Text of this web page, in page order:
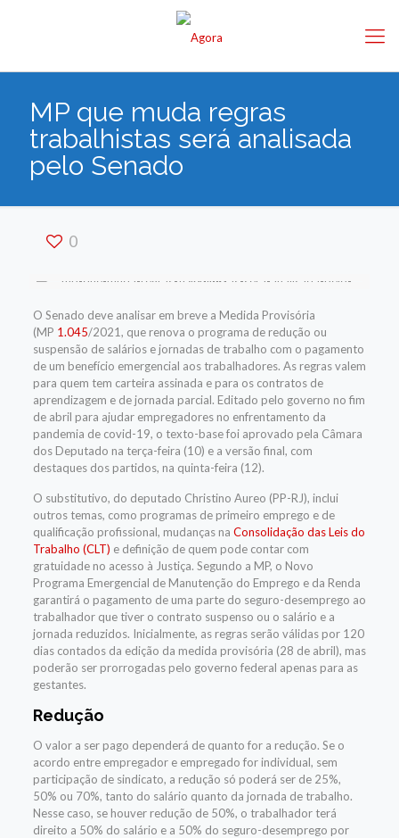
MP que muda regras
trabalhistas será analisada
pelo Senado
0
O Senado deve analisar em breve a Medida Provisória
(MP 1.045/2021, que renova o programa de redução ou
suspensão de salários e jornadas de trabalho com o pagamento
de um benefício emergencial aos trabalhadores. As regras valem
para quem tem carteira assinada e para os contratos de
aprendizagem e de jornada parcial. Editado pelo governo no fim
de abril para ajudar empregadores no enfrentamento da
pandemia de covid-19, o texto-base foi aprovado pela Câmara
dos Deputado na terça-feira (10) e a versão final, com
destaques dos partidos, na quinta-feira (12).
O substitutivo, do deputado Christino Aureo (PP-RJ), inclui
outros temas, como programas de primeiro emprego e de
qualificação profissional, mudanças na Consolidação das Leis do
Trabalho (CLT) e definição de quem pode contar com
gratuidade no acesso à Justiça. Segundo a MP, o Novo
Programa Emergencial de Manutenção do Emprego e da Renda
garantirá o pagamento de uma parte do seguro-desemprego ao
trabalhador que tiver o contrato suspenso ou o salário e a
jornada reduzidos. Inicialmente, as regras serão válidas por 120
dias contados da edição da medida provisória (28 de abril), mas
poderão ser prorrogadas pelo governo federal apenas para as
gestantes.
Redução
O valor a ser pago dependerá de quanto for a redução. Se o
acordo entre empregador e empregado for individual, sem
participação de sindicato, a redução só poderá ser de 25%,
50% ou 70%, tanto do salário quanto da jornada de trabalho.
Nesse caso, se houver redução de 50%, o trabalhador terá
direito a 50% do salário e a 50% do seguro-desemprego por